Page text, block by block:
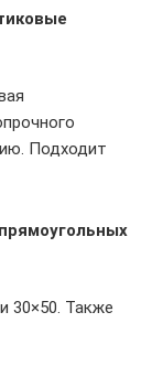
Подходит
30×50. Также